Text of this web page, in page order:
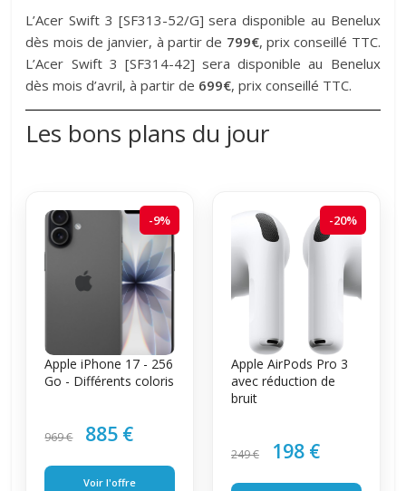
L’Acer Swift 3 [SF313-52/G] sera disponible au Benelux
dès mois de janvier, à partir de 799€, prix conseillé TTC.
L’Acer Swift 3 [SF314-42] sera disponible au Benelux
dès mois d’avril, à partir de 699€, prix conseillé TTC.
Les bons plans du jour
-9%
Apple iPhone 17 - 256
Go - Différents coloris
969 € 885 €
Voir l'offre
-20%
Apple AirPods Pro 3
avec réduction de
bruit
249 € 198 €